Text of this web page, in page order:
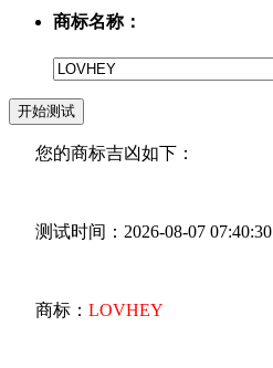
商标名称：
您的商标吉凶如下：
测试时间：2026-08-07 07:40:30
商标： LOVHEY